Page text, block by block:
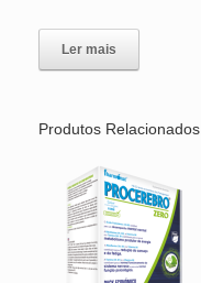
Ler mais
Produtos Relacionados